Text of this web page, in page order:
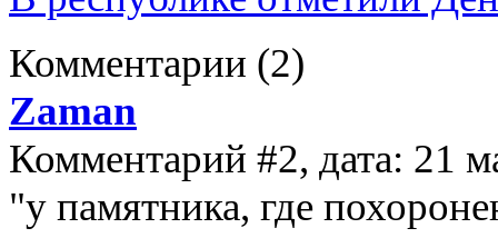
Комментарии (2)
Zaman
Комментарий #2, дата: 21
"у памятника, где